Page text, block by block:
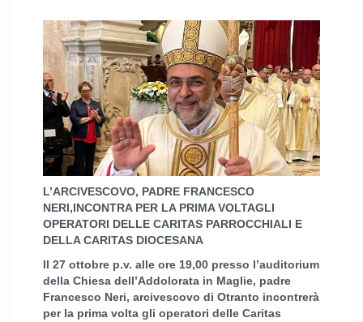
L’ARCIVESCOVO, PADRE FRANCESCO
NERI,INCONTRA PER LA PRIMA VOLTAGLI
OPERATORI DELLE CARITAS PARROCCHIALI E
DELLA CARITAS DIOCESANA
Il 27 ottobre p.v. alle ore 19,00 presso l’auditorium
della Chiesa dell’Addolorata in Maglie, padre
Francesco Neri, arcivescovo di Otranto incontrerà
per la prima volta gli operatori delle Caritas